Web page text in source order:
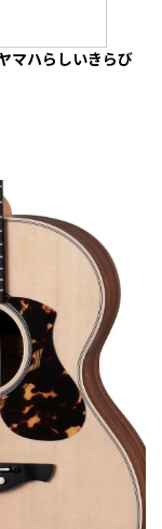
マハらしいきらび